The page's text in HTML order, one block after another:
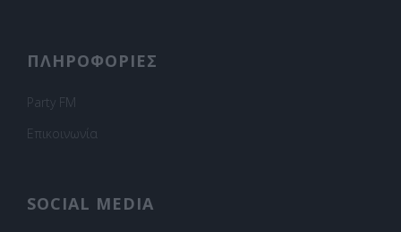
ΠΛΗΡΟΦΟΡΙΕΣ
Party FM
Επικοινωνία
SOCIAL MEDIA